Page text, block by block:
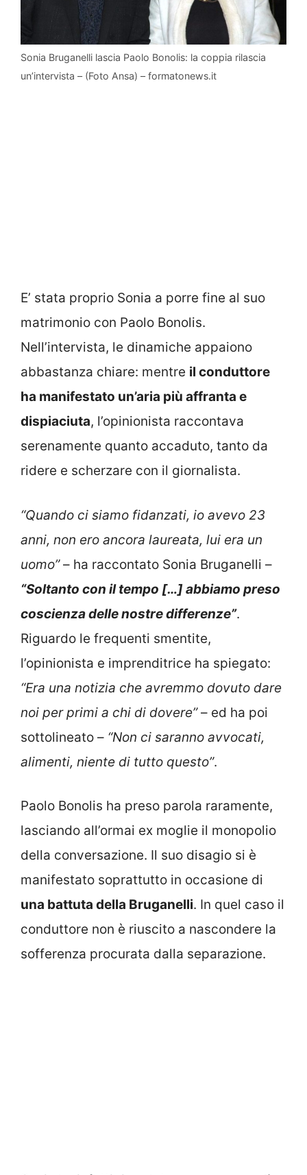
Sonia Bruganelli lascia Paolo Bonolis: la coppia rilascia
un’intervista – (Foto Ansa) – formatonews.it
E’ stata proprio Sonia a porre fine al suo
matrimonio con Paolo Bonolis.
Nell’intervista, le dinamiche appaiono
abbastanza chiare: mentre il conduttore
ha manifestato un’aria più affranta e
dispiaciuta, l’opinionista raccontava
serenamente quanto accaduto, tanto da
ridere e scherzare con il giornalista.
“Quando ci siamo fidanzati, io avevo 23
anni, non ero ancora laureata, lui era un
uomo”– ha raccontato Sonia Bruganelli –
“Soltanto con il tempo […] abbiamo preso
coscienza delle nostre differenze”.
Riguardo le frequenti smentite,
l’opinionista e imprenditrice ha spiegato:
“Era una notizia che avremmo dovuto dare
noi per primi a chi di dovere”– ed ha poi
sottolineato – “Non ci saranno avvocati,
alimenti, niente di tutto questo”.
Paolo Bonolis ha preso parola raramente,
lasciando all’ormai ex moglie il monopolio
della conversazione. Il suo disagio si è
manifestato soprattutto in occasione di
una battuta della Bruganelli. In quel caso il
conduttore non è riuscito a nascondere la
sofferenza procurata dalla separazione.